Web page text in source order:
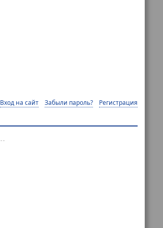
Вход на сайт Забыли пароль? Регистрация